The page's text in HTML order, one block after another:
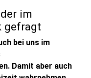
im
gefragt
bei uns im
Damit aber auch